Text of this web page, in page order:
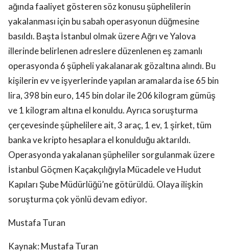
ağında faaliyet gösteren söz konusu şüphelilerin
yakalanması için bu sabah operasyonun düğmesine
basıldı. Başta İstanbul olmak üzere Ağrı ve Yalova
illerinde belirlenen adreslere düzenlenen eş zamanlı
operasyonda 6 şüpheli yakalanarak gözaltına alındı. Bu
kişilerin ev ve işyerlerinde yapılan aramalarda ise 65 bin
lira, 398 bin euro, 145 bin dolar ile 206 kilogram gümüş
ve 1 kilogram altına el konuldu. Ayrıca soruşturma
çerçevesinde şüphelilere ait, 3 araç, 1 ev, 1 şirket, tüm
banka ve kripto hesaplara el konulduğu aktarıldı.
Operasyonda yakalanan şüpheliler sorgulanmak üzere
İstanbul Göçmen Kaçakçılığıyla Mücadele ve Hudut
Kapıları Şube Müdürlüğü’ne götürüldü. Olaya ilişkin
soruşturma çok yönlü devam ediyor.
Mustafa Turan
Kaynak: Mustafa Turan